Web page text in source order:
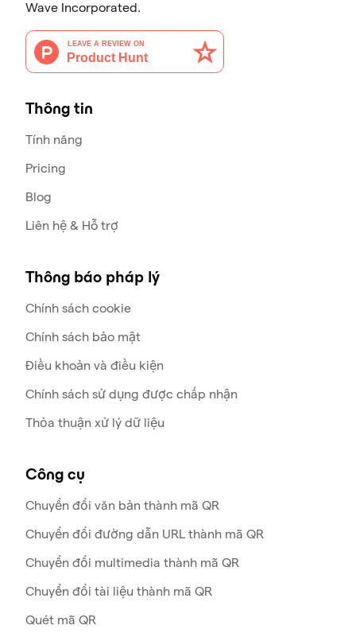
Wave Incorporated.
Thông tin
Tính năng
Pricing
Blog
Liên hệ & Hỗ trợ
Thông báo pháp lý
Chính sách cookie
Chính sách bảo mật
Điều khoản và điều kiện
Chính sách sử dụng được chấp nhận
Thỏa thuận xử lý dữ liệu
Công cụ
Chuyển đổi văn bản thành mã QR
Chuyển đổi đường dẫn URL thành mã QR
Chuyển đổi multimedia thành mã QR
Chuyển đổi tài liệu thành mã QR
Quét mã QR